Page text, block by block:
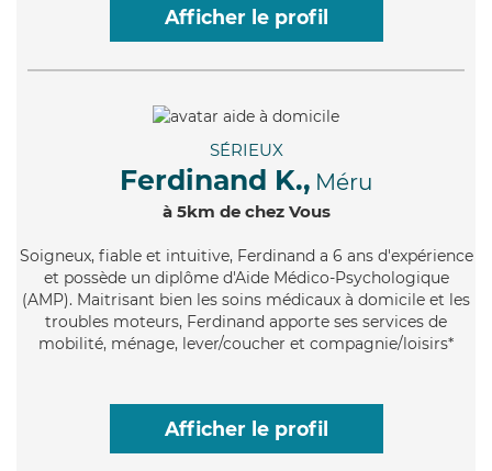
Afficher le profil
SÉRIEUX
Ferdinand K., Méru
à 5km de chez Vous
Soigneux, fiable et intuitive, Ferdinand a 6 ans d'expérience
et possède un diplôme d'Aide Médico-Psychologique
(AMP). Maitrisant bien les soins médicaux à domicile et les
troubles moteurs, Ferdinand apporte ses services de
mobilité, ménage, lever/coucher et compagnie/loisirs*
Afficher le profil